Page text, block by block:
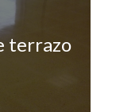
terrazo